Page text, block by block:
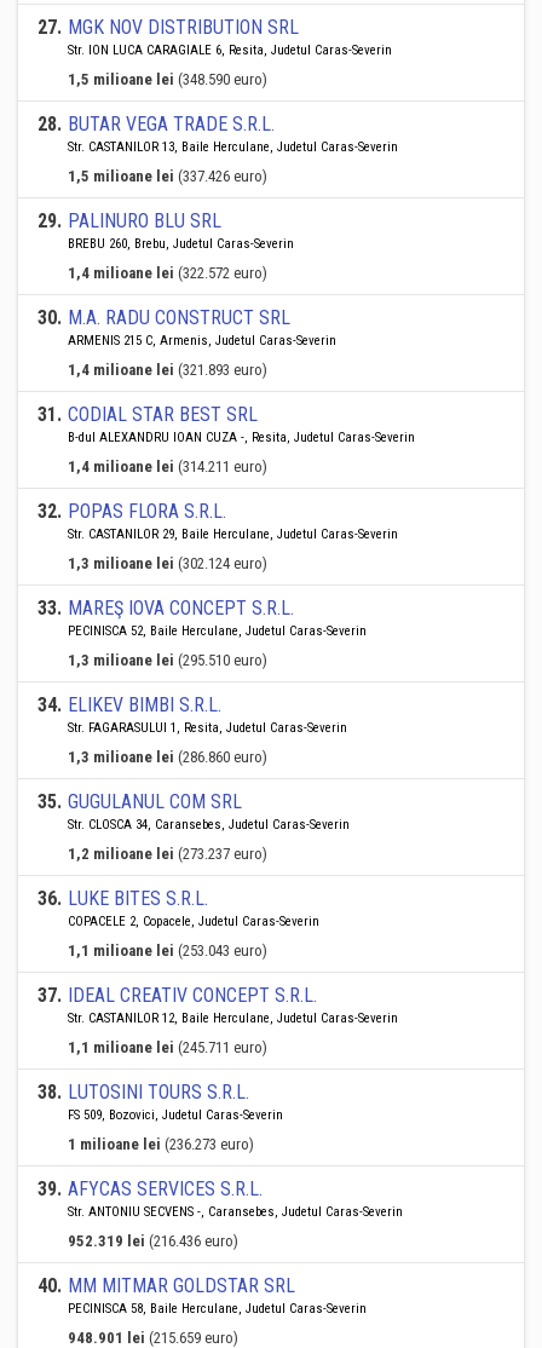
27. MGK NOV DISTRIBUTION SRL
Str. ION LUCA CARAGIALE 6, Resita, Judetul Caras-Severin
1,5 milioane lei (348.590 euro)
28. BUTAR VEGA TRADE S.R.L.
Str. CASTANILOR 13, Baile Herculane, Judetul Caras-Severin
1,5 milioane lei (337.426 euro)
29. PALINURO BLU SRL
BREBU 260, Brebu, Judetul Caras-Severin
1,4 milioane lei (322.572 euro)
30. M.A. RADU CONSTRUCT SRL
ARMENIS 215 C, Armenis, Judetul Caras-Severin
1,4 milioane lei (321.893 euro)
31. CODIAL STAR BEST SRL
B-dul ALEXANDRU IOAN CUZA -, Resita, Judetul Caras-Severin
1,4 milioane lei (314.211 euro)
32. POPAS FLORA S.R.L.
Str. CASTANILOR 29, Baile Herculane, Judetul Caras-Severin
1,3 milioane lei (302.124 euro)
33. MAREŞ IOVA CONCEPT S.R.L.
PECINISCA 52, Baile Herculane, Judetul Caras-Severin
1,3 milioane lei (295.510 euro)
34. ELIKEV BIMBI S.R.L.
Str. FAGARASULUI 1, Resita, Judetul Caras-Severin
1,3 milioane lei (286.860 euro)
35. GUGULANUL COM SRL
Str. CLOSCA 34, Caransebes, Judetul Caras-Severin
1,2 milioane lei (273.237 euro)
36. LUKE BITES S.R.L.
COPACELE 2, Copacele, Judetul Caras-Severin
1,1 milioane lei (253.043 euro)
37. IDEAL CREATIV CONCEPT S.R.L.
Str. CASTANILOR 12, Baile Herculane, Judetul Caras-Severin
1,1 milioane lei (245.711 euro)
38. LUTOSINI TOURS S.R.L.
FS 509, Bozovici, Judetul Caras-Severin
1 milioane lei (236.273 euro)
39. AFYCAS SERVICES S.R.L.
Str. ANTONIU SECVENS -, Caransebes, Judetul Caras-Severin
952.319 lei (216.436 euro)
40. MM MITMAR GOLDSTAR SRL
PECINISCA 58, Baile Herculane, Judetul Caras-Severin
948.901 lei (215.659 euro)